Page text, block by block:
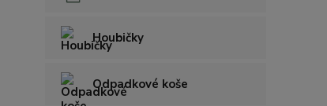
Houbičky
Odpadkové koše